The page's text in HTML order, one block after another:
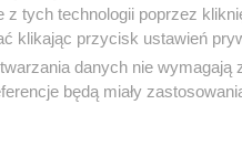
Kulki zmiemniaczano-
mięsne wg M&Ł
tych technologii poprzez
klikając przycisk ustawień
danych nie wymagają
będą miały